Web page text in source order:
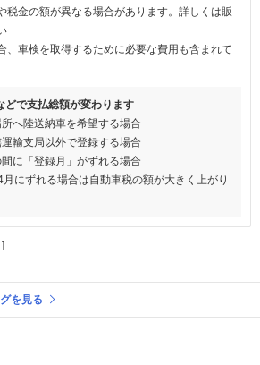
税金の額が異なる場合があります。詳しくは販
車検を取得するために必要な費用も含まれて
どで支払総額が変わります
へ陸送納車を希望する場合
輸支局以外で登録する場合
に「登録月」がずれる場合
月にずれる場合は自動車税の額が大きく上がり
を見る